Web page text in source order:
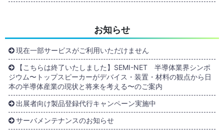
お知らせ
現在一部サービスがご利用いただけません
【こちらは終了いたしました】SEMI-NET 半導体業界シンポ
ジウム〜トップスピーカーがデバイス・装置・材料の観点から日
本の半導体産業の現状と将来を考える〜のご案内
出展者向け製品登録代行キャンペーン実施中
サーバメンテナンスのお知らせ